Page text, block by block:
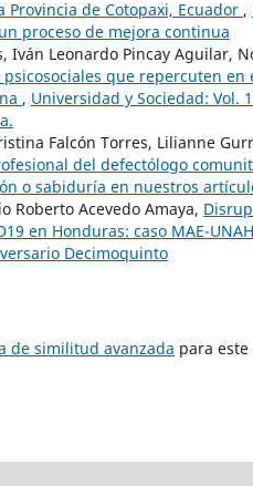
de Cotopaxi, Ecuador ,
proceso de mejora continua
Iván Leonardo Pincay Aguilar,
psicosociales que repercuten
, Universidad y Sociedad: Vol.
Falcón Torres, Lilianne
del defectólogo
o sabiduría en nuestros
Roberto Acevedo Amaya,
en Honduras: caso MAE-UNAH
Decimoquinto
de similitud avanzada para